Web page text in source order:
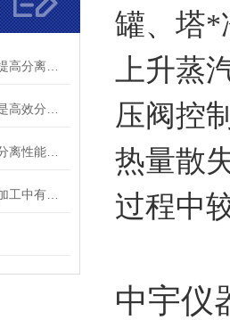
罐、塔*
上升蒸
压阀控
热量散
过程中
中宇仪